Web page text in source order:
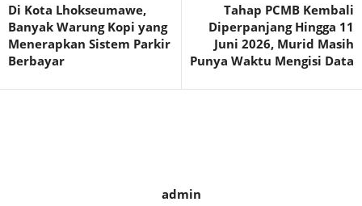
Di Kota Lhokseumawe,
Banyak Warung Kopi yang
Menerapkan Sistem Parkir
Berbayar
Tahap PCMB Kembali
Diperpanjang Hingga 11
Juni 2026, Murid Masih
Punya Waktu Mengisi Data
admin